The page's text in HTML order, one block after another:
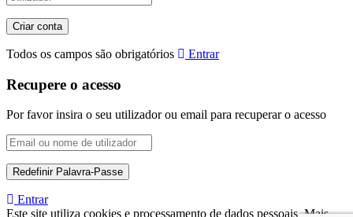
Todos os campos são obrigatórios Entrar
Recupere o acesso
Por favor insira o seu utilizador ou email para recuperar o acesso
Entrar
Este site utiliza cookies e processamento de dados pessoais. Mais